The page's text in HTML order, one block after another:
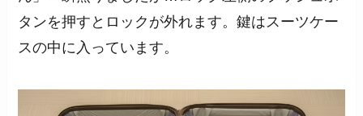
タンを押すとロックが外れます。鍵はスーツケー
スの中に入っています。